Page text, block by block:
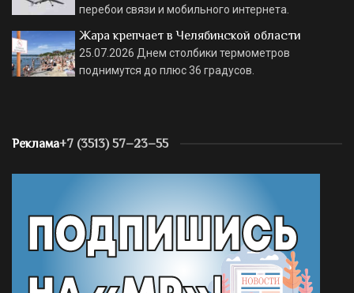
перебои связи и мобильного интернета.
Жара крепчает в Челябинской области
25.07.2026 Днем столбики термометров
поднимутся до плюс 36 градусов.
Реклама+7 (3513) 57–23–55